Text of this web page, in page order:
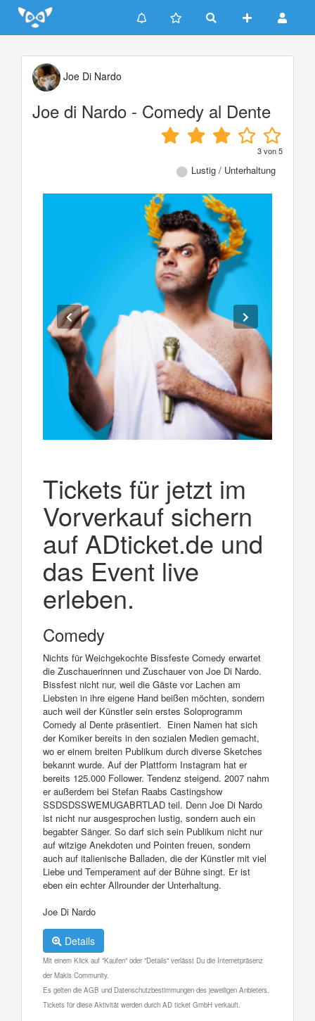
Update cookies preferences
Joe Di Nardo
Joe di Nardo - Comedy al Dente
3von5
Lustig / Unterhaltung
Tickets für jetzt im
Vorverkauf sichern
auf ADticket.de und
das Event live
erleben.
Comedy
Nichts für Weichgekochte Bissfeste Comedy erwartet
die Zuschauerinnen und Zuschauer von Joe Di Nardo.
Bissfest nicht nur, weil die Gäste vor Lachen am
Liebsten in ihre eigene Hand beißen möchten, sondern
auch weil der Künstler sein erstes Soloprogramm
Comedy al Dente präsentiert. Einen Namen hat sich
der Komiker bereits in den sozialen Medien gemacht,
wo er einem breiten Publikum durch diverse Sketches
bekannt wurde. Auf der Plattform Instagram hat er
bereits 125.000 Follower. Tendenz steigend. 2007 nahm
er außerdem bei Stefan Raabs Castingshow
SSDSDSSWEMUGABRTLAD teil. Denn Joe Di Nardo
ist nicht nur ausgesprochen lustig, sondern auch ein
begabter Sänger. So darf sich sein Publikum nicht nur
auf witzige Anekdoten und Pointen freuen, sondern
auch auf italienische Balladen, die der Künstler mit viel
Liebe und Temperament auf der Bühne singt. Er ist
eben ein echter Allrounder der Unterhaltung.
Joe Di Nardo
Details
Mit einem Klick auf "Kaufen" oder "Details" verlässt Du die Internetpräsenz
der Makis Community.
Es gelten die AGB und Datenschutzbestimmungen des jeweiligen Anbieters.
Tickets für diese Aktivität werden durch AD ticket GmbH verkauft.